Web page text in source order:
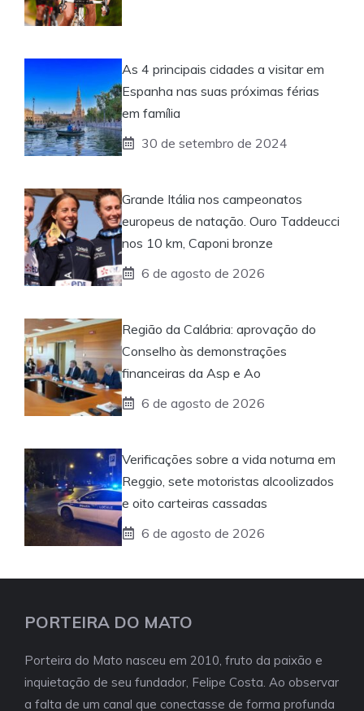
As 4 principais cidades a visitar em
Espanha nas suas próximas férias
em família
30 de setembro de 2024
Grande Itália nos campeonatos
europeus de natação. Ouro Taddeucci
nos 10 km, Caponi bronze
6 de agosto de 2026
Região da Calábria: aprovação do
Conselho às demonstrações
financeiras da Asp e Ao
6 de agosto de 2026
Verificações sobre a vida noturna em
Reggio, sete motoristas alcoolizados
e oito carteiras cassadas
6 de agosto de 2026
PORTEIRA DO MATO
Porteira do Mato nasceu em 2010, fruto da paixão e
inquietação de seu fundador, Felipe Costa. Ao observar
a falta de um canal que conectasse de forma profunda